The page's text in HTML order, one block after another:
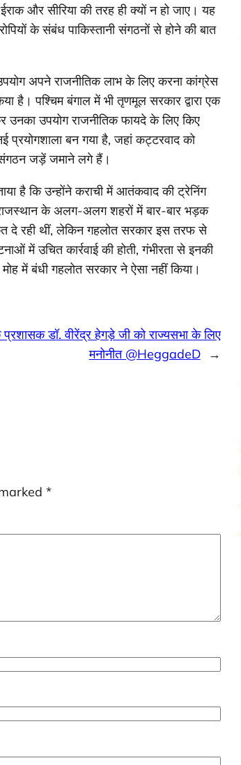
और सीरिया की तरह ही क्यों न हो जाए। यह
के संबंध पाकिस्तानी संगठनों से होने की बात
अपने राजनीतिक लाभ के लिए करना कांग्रेस
है। पश्चिम बंगाल में भी तृणमूल सरकार द्वारा एक
उनका उपयोग राजनीतिक फायदे के लिए किए
बन गया है, जहां कट्टरवाद को
जड़ें जमाने लगे हैं।
है कि उन्होंने कराची में आतंकवाद की ट्रेनिंग
के अलग-अलग शहरों में बार-बार भड़क
दे रही थीं, लेकिन गहलोत सरकार इस तरफ से
में उचित कार्रवाई की होती, गंभीरता से इनकी
में बंधी गहलोत सरकार ने ऐसा नहीं किया।
डॉ. वीरेंद्र हेगड़े जी को राज्यसभा के लिए
मनोनीत @HeggadeD
→
*